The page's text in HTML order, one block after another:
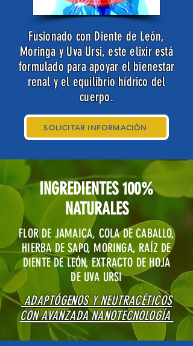
Fusionado con Diente de León,
Moringa y Uva Ursi, este elixir está
formulado para apoyar el bienestar
renal y el equilibrio hídrico del
cuerpo.
SOLICITAR INFORMACIÓN
INGREDIENTES 100%
NATURALES
FLOR DE JAMAICA, COLA DE CABALLO,
HIERBA DE SAPO, MORINGA, RAÍZ DE
DIENTE DE LEÓN, EXTRACTO DE HOJA
DE UVA URSI
ADAPTÓGENOS Y NEUTRACÉTICOS
CON AVANZADA NANOTECNOLOGÍA